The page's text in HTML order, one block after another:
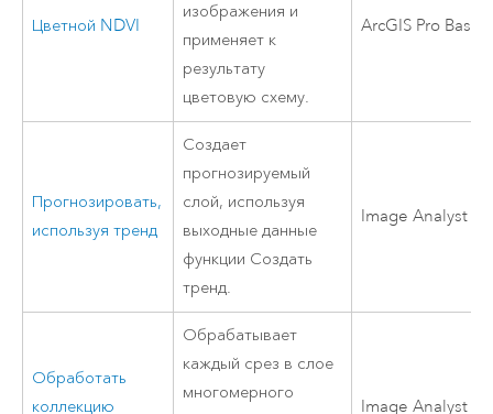
Цветной NDVI
изображения и
применяет к
результату
цветовую схему.
ArcGIS Pro Basic
Прогнозировать,
используя тренд
Создает
прогнозируемый
слой, используя
выходные данные
функции Создать
тренд.
Image Analyst
Обработать
коллекцию
Обрабатывает
каждый срез в слое
многомерного
Image Analyst